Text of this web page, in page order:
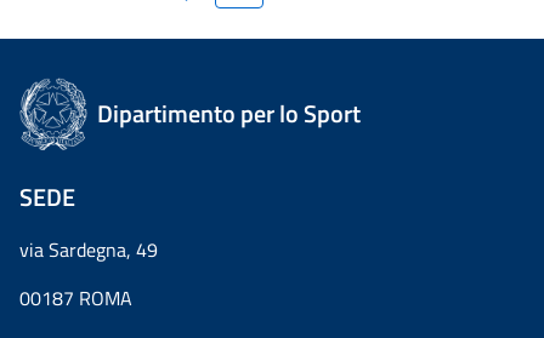
Dipartimento per lo Sport
SEDE
via Sardegna, 49
00187 ROMA